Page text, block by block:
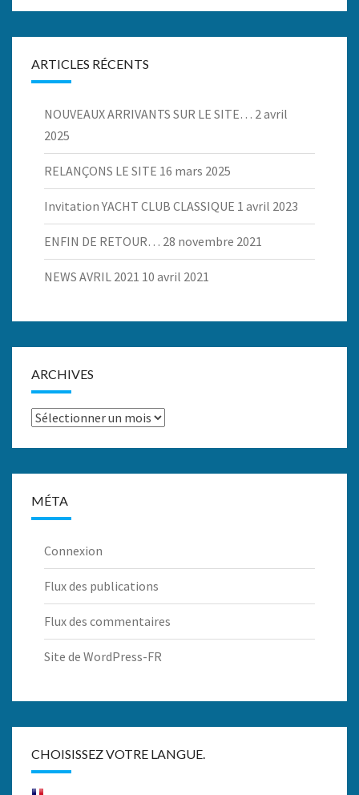
ARTICLES RÉCENTS
NOUVEAUX ARRIVANTS SUR LE SITE… 2 avril
2025
RELANÇONS LE SITE 16 mars 2025
Invitation YACHT CLUB CLASSIQUE 1 avril 2023
ENFIN DE RETOUR… 28 novembre 2021
NEWS AVRIL 2021 10 avril 2021
ARCHIVES
Archives
MÉTA
Connexion
Flux des publications
Flux des commentaires
Site de WordPress-FR
CHOISISSEZ VOTRE LANGUE.